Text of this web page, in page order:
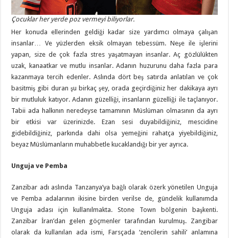
Çocuklar her yerde poz vermeyi biliyorlar.
Her konuda ellerinden geldiği kadar size yardımcı olmaya çalışan
insanlar… Ve yüzlerden eksik olmayan tebessüm. Neşe ile işlerini
yapan, size de çok fazla stres yaşatmayan insanlar. Aç gözlülükten
uzak, kanaatkar ve mutlu insanlar. Adanın huzurunu daha fazla para
kazanmaya tercih edenler. Aslında dört beş satırda anlatılan ve çok
basitmiş gibi duran şu birkaç şey, orada geçirdiğiniz her dakikaya ayrı
bir mutluluk katıyor. Adanın güzelliği, insanların güzelliği ile taçlanıyor.
Tabii ada halkının neredeyse tamamının Müslüman olmasının da ayrı
bir etkisi var üzerinizde. Ezan sesi duyabildiğiniz, mescidine
gidebildiğiniz, parkında dahi olsa yemeğini rahatça yiyebildiğiniz,
beyaz Müslümanların muhabbetle kucaklandığı bir yer ayrıca.
Unguja ve Pemba
Zanzibar adı aslında Tanzanya’ya bağlı olarak özerk yönetilen Unguja
ve Pemba adalarının ikisine birden verilse de, gündelik kullanımda
Unguja adası için kullanılmakta. Stone Town bölgenin başkenti.
Zanzibar İran’dan gelen göçmenler tarafından kurulmuş. Zangibar
olarak da kullanılan ada ismi, Farsçada ‘zencilerin sahili’ anlamına